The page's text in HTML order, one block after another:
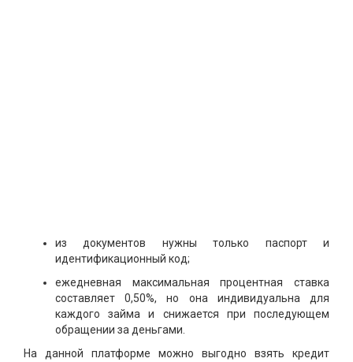
из документов нужны только паспорт и
идентификационный код;
ежедневная максимальная процентная ставка
составляет 0,50%, но она индивидуальна для
каждого займа и снижается при последующем
обращении за деньгами.
На данной платформе можно выгодно взять кредит